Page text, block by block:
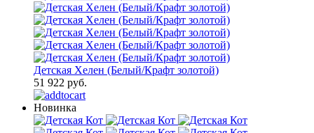
Детская Хелен (Белый/Крафт золотой)
51 922 руб.
Новинка